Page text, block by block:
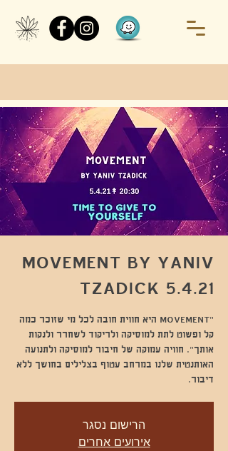
MOVEMENT BY YANIV
TZADICK 5.4.21
"MOVEMENT היא חווית חובה לכל מי שזוכר כמה
קל ופשוט לתת למוסיקה ולריקוד לשחרר ולנקות
אותך". חוויה עמוקה של חיבור למוסיקה ולתנועה
האותנטית שלנו במרחב עטוף בצלילים בחושך ללא
דיבור.
הרישום נסגר
אירועים אחרים